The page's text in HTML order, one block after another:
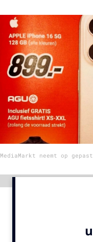
Menu
9 sept: GenAI-training
12 nov: MarketingLive!
Adverteren
Events
Opleidingen
Vacatures
MediaMarkt neemt op